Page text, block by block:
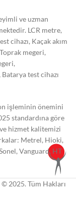
ve uzman
LCR metre,
cihazı, Kaçak akım
megeri,
test cihazı
işleminin önemini
standardına göre
hizmet kalitemizi
Metrel, Hioki,
Vanguard, HT
2025. Tüm Hakları